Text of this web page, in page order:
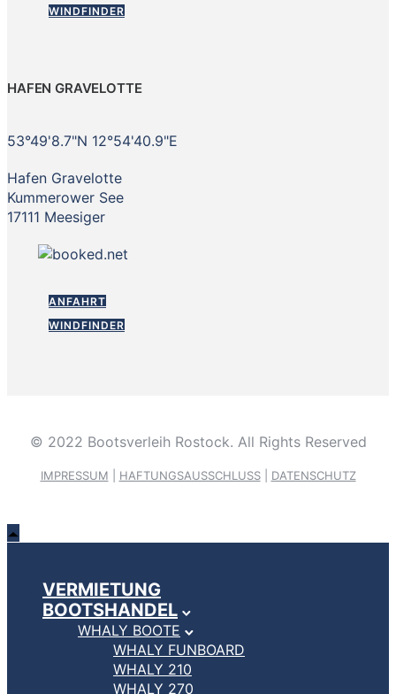
WINDFINDER
HAFEN GRAVELOTTE
53°49'8.7"N 12°54'40.9"E
Hafen Gravelotte
Kummerower See
17111 Meesiger
ANFAHRT
WINDFINDER
© 2022 Bootsverleih Rostock. All Rights Reserved
IMPRESSUM HAFTUNGSAUSSCHLUSS| DATENSCHUTZ
VERMIETUNG
BOOTSHANDEL
WHALY BOOTE
WHALY FUNBOARD
WHALY 210
WHALY 270